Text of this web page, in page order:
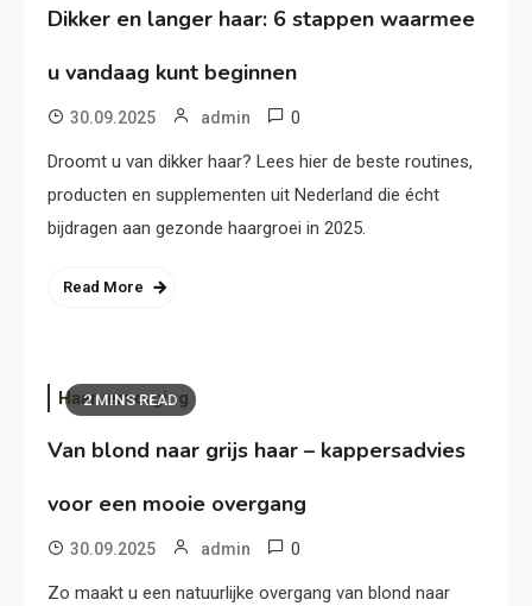
Dikker en langer haar: 6 stappen waarmee
u vandaag kunt beginnen
30.09.2025 admin 0
Droomt u van dikker haar? Lees hier de beste routines,
producten en supplementen uit Nederland die écht
bijdragen aan gezonde haargroei in 2025.
Read More
2 MINS READ
Haarverzorging
Van blond naar grijs haar – kappersadvies
voor een mooie overgang
30.09.2025 admin 0
Zo maakt u een natuurlijke overgang van blond naar